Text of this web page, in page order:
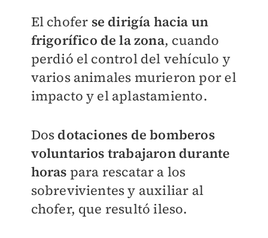
El chofer se dirigía hacia un
frigorífico de la zona, cuando
perdió el control del vehículo y
varios animales murieron por el
impacto y el aplastamiento.
Dos dotaciones de bomberos
voluntarios trabajaron durante
horas para rescatar a los
sobrevivientes y auxiliar al
chofer, que resultó ileso.